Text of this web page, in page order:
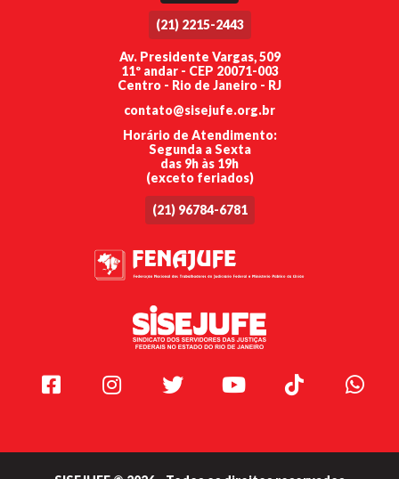
(21) 2215-2443
Av. Presidente Vargas, 509
11º andar - CEP 20071-003
Centro - Rio de Janeiro - RJ
contato@sisejufe.org.br
Horário de Atendimento:
Segunda a Sexta
das 9h às 19h
(exceto feriados)
(21) 96784-6781
Facebook Instagram Twitter Youtube TikTok